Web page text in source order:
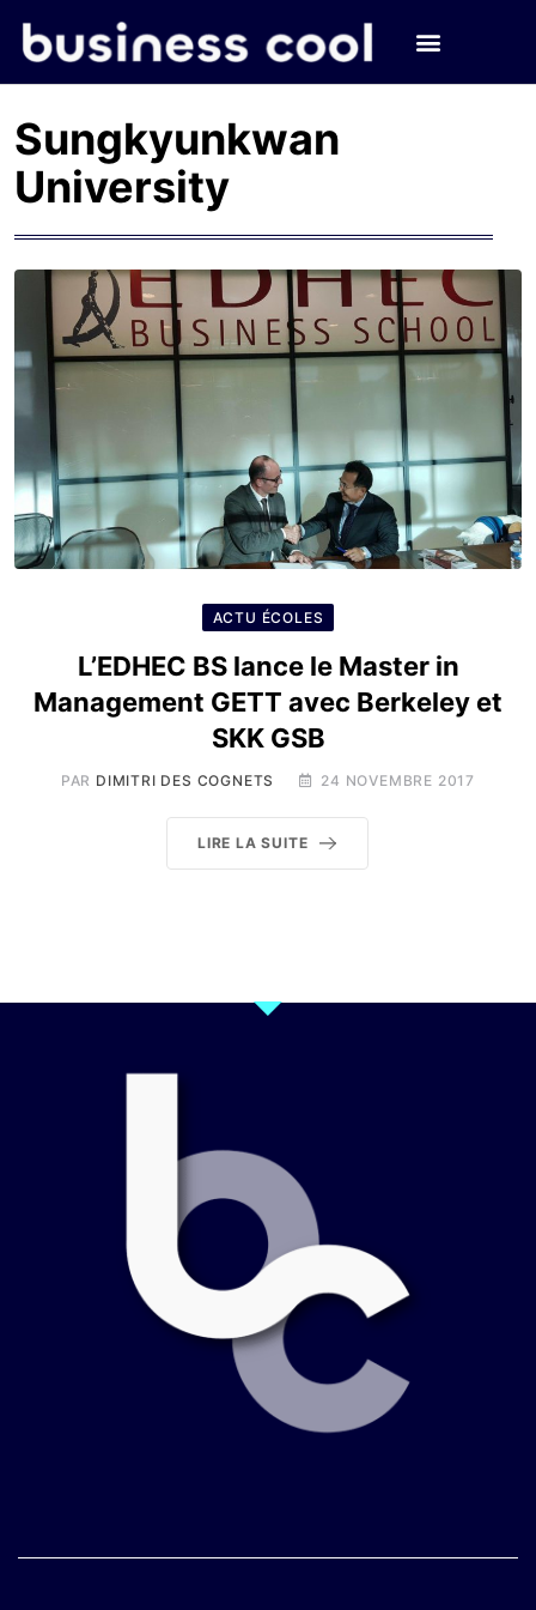
Sungkyunkwan
University
ACTU ÉCOLES
L’EDHEC BS lance le Master in
Management GETT avec Berkeley et
SKK GSB
PAR DIMITRI DES COGNETS 24 NOVEMBRE 2017
LIRE LA SUITE